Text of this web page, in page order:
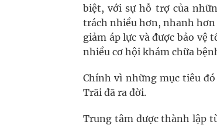
biệt, với sự hỗ trợ của
trách nhiều hơn, nhanh hơn
giảm áp lực và được bảo
nhiều cơ hội khám chữa
Chính vì những mục tiêu
Trãi đã ra đời.
Trung tâm được thành lập